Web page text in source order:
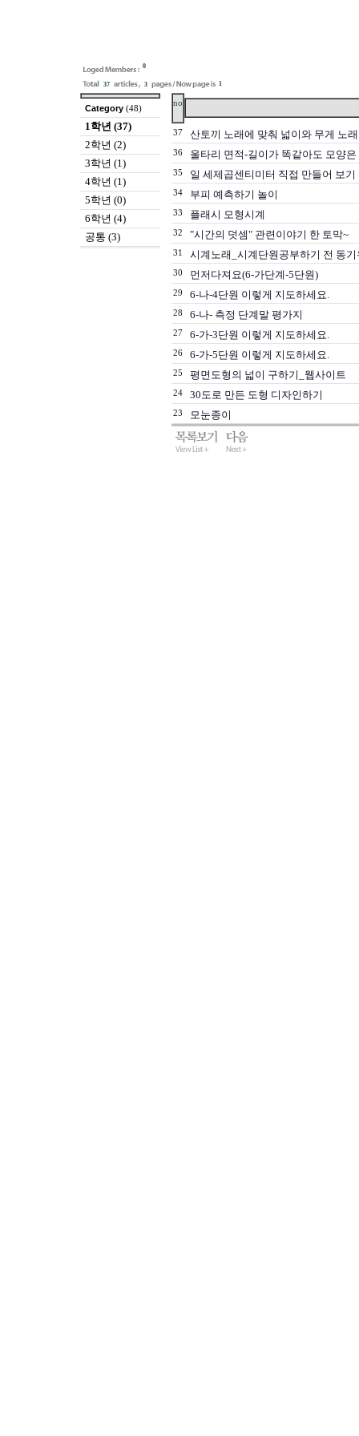
0
37 3 1
Category (48)
1학년 (37)
2학년 (2)
3학년 (1)
4학년 (1)
5학년 (0)
6학년 (4)
공통 (3)
no
37 산토끼 노래에 맞춰 넓이와 무게 노
36 울타리 면적-길이가 똑같아도 모양
35 일 세제곱센티미터 직접 만들어 보기
34 부피 예측하기 놀이
33 플래시 모형시계
32 "시간의 덧셈" 관련이야기 한 토막~
31 시계노래_시계단원공부하기 전 동
30 먼저다져요(6-가단계-5단원)
29 6-나-4단원 이렇게 지도하세요.
28 6-나- 측정 단계말 평가지
27 6-가-3단원 이렇게 지도하세요.
26 6-가-5단원 이렇게 지도하세요.
25 평면도형의 넓이 구하기_웹사이트
24 30도로 만든 도형 디자인하기
23 모눈종이